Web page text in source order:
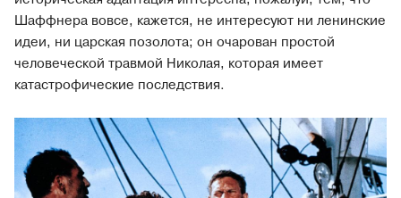
Шаффнера вовсе, кажется, не интересуют ни ленинские
идеи, ни царская позолота; он очарован простой
человеческой травмой Николая, которая имеет
катастрофические последствия.